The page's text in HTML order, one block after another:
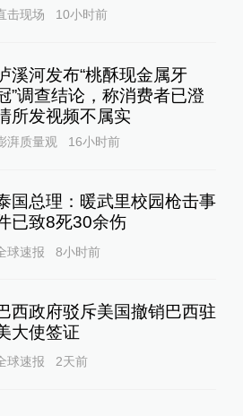
击现场 10小时前
溪河发布“桃酥现金属牙
”调查结论，称消费者已澄
所发视频不属实
湃质量观 16小时前
国总理：暖武里校园枪击事
已致8死30余伤
球速报 8小时前
西政府驳斥美国撤销巴西驻
大使签证
球速报 2天前